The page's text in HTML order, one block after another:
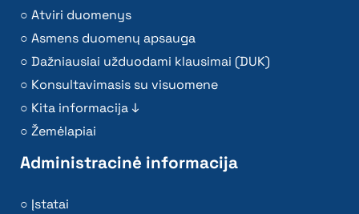
Atviri duomenys
Asmens duomenų apsauga
Dažniausiai užduodami klausimai (DUK)
Konsultavimasis su visuomene
Kita informacija ↓
Žemėlapiai
Administracinė informacija
Įstatai